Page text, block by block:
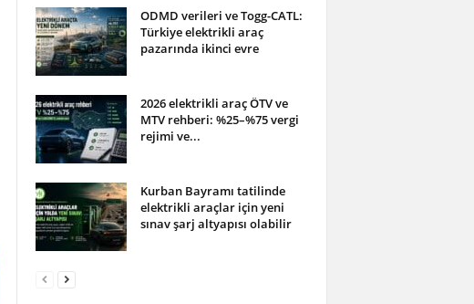
ODMD verileri ve Togg-CATL:
Türkiye elektrikli araç
pazarında ikinci evre
2026 elektrikli araç ÖTV ve
MTV rehberi: %25–%75 vergi
rejimi ve...
Kurban Bayramı tatilinde
elektrikli araçlar için yeni
sınav şarj altyapısı olabilir